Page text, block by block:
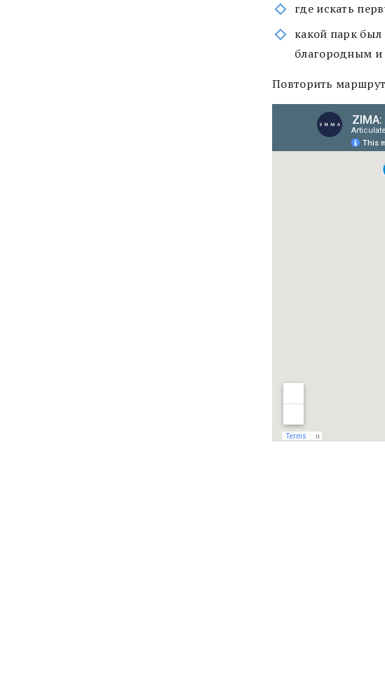
где искать
какой парк был
благородным
Повторить